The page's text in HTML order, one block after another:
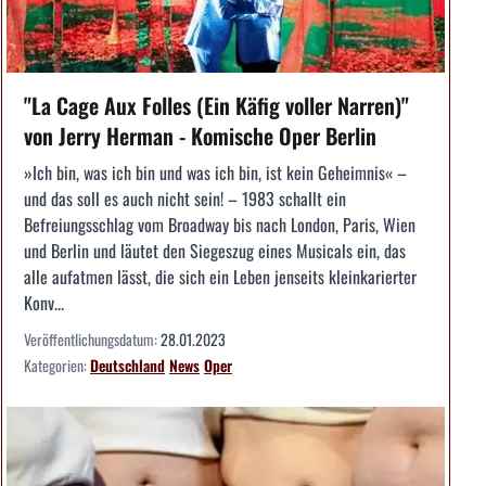
"La Cage Aux Folles (Ein Käfig voller Narren)"
von Jerry Herman - Komische Oper Berlin
»Ich bin, was ich bin und was ich bin, ist kein Geheimnis« –
und das soll es auch nicht sein! – 1983 schallt ein
Befreiungsschlag vom Broadway bis nach London, Paris, Wien
und Berlin und läutet den Siegeszug eines Musicals ein, das
alle aufatmen lässt, die sich ein Leben jenseits kleinkarierter
Konv...
Veröffentlichungsdatum:28.01.2023
Kategorien:DeutschlandNewsOper